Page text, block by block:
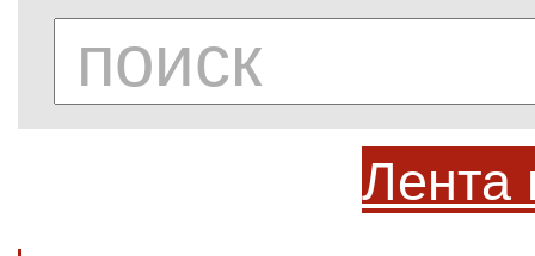
Лента